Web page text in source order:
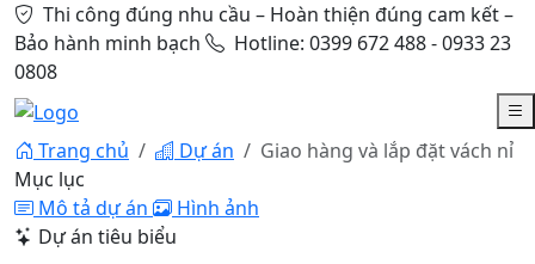
Thi công đúng nhu cầu – Hoàn thiện đúng cam kết –
Bảo hành minh bạch
Hotline: 0399 672 488 - 0933 23
0808
Trang chủ Dự án
Giao hàng và lắp đặt vách nỉ
Mục lục
Mô tả dự án
Hình ảnh
Dự án tiêu biểu